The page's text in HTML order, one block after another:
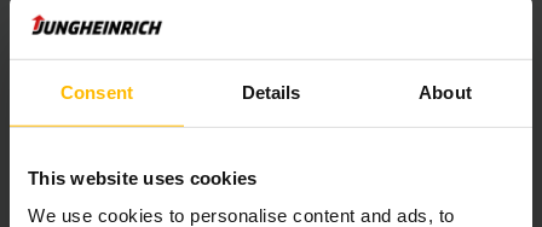
Consent Details About
This website uses cookies
We use cookies to personalise content and ads, to
10 % sleva na produkty Jungheinrich
PROFISHOP*
NAKUPUJTE ONLINE Z POHODLÍ